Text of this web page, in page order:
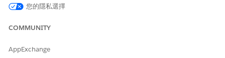
您的隱私選擇
COMMUNITY
AppExchange